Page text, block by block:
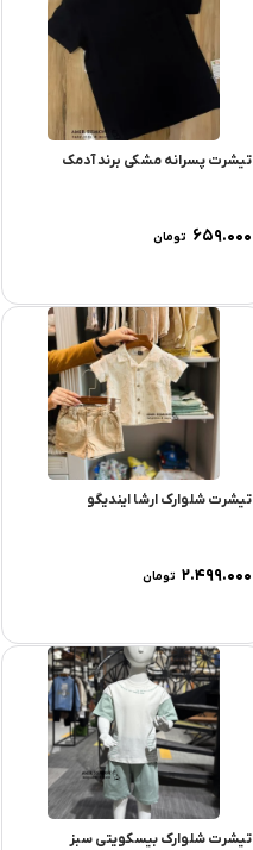
تیشرت پسرانه مشکی برند آدمک
۶۵۹.۰۰۰ تومان
تیشرت شلوارک ارشا ایندیگو
۲.۴۹۹.۰۰۰ تومان
تیشرت شلوارک بیسکویتی سبز